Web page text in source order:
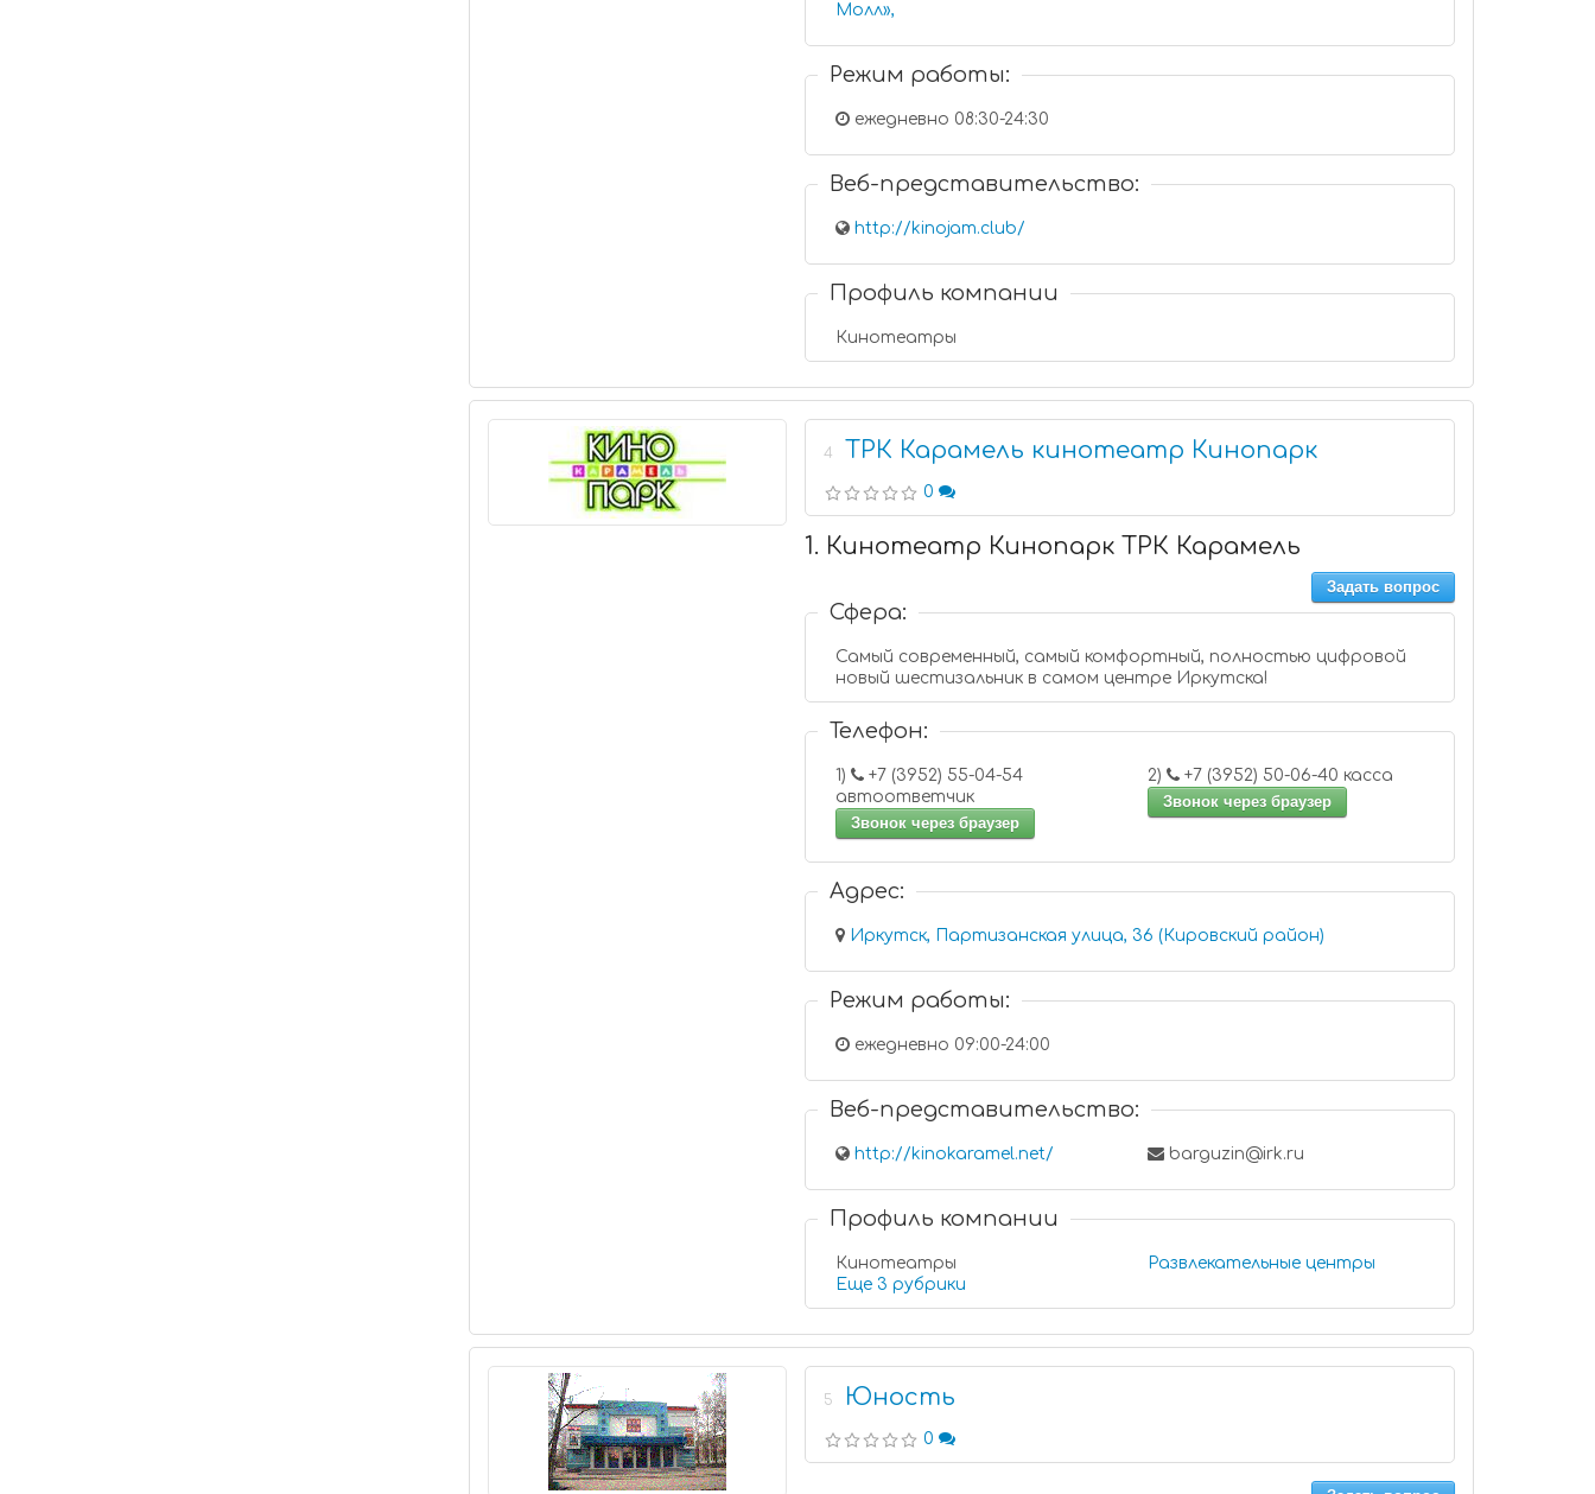
Молл»,
Режим работы:
ежедневно 08:30-24:30
Веб-представительство:
http://kinojam.club/
Профиль компании
Кинотеатры
4 ТРК Карамель кинотеатр Кинопарк
0
1. Кинотеатр Кинопарк ТРК Карамель
Задать вопрос
Сфера:
Самый современный, самый комфортный, полностью цифровой
новый шестизальник в самом центре Иркутска!
Телефон:
1)
+7 (3952) 55-04-54
автоответчик
Звонок через браузер
2)
+7 (3952) 50-06-40 касса
Звонок через браузер
Адрес:
Иркутск, Партизанская улица, 36 (Кировский район)
Режим работы:
ежедневно 09:00-24:00
Веб-представительство:
http://kinokaramel.net/ barguzin@irk.ru
Профиль компании
Кинотеатры
Развлекательные центры
Еще 3 рубрики
5 Юность
0